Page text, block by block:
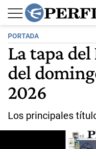
PORTADA
La tapa
del
2026
Los principales